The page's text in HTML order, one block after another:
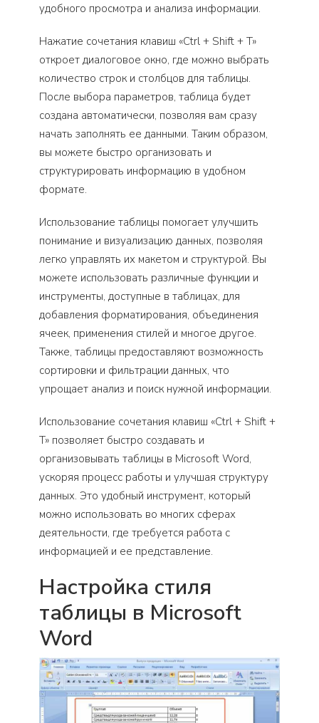
удобного просмотра и анализа информации.
Нажатие сочетания клавиш «Ctrl + Shift + T»
откроет диалоговое окно, где можно выбрать
количество строк и столбцов для таблицы.
После выбора параметров, таблица будет
создана автоматически, позволяя вам сразу
начать заполнять ее данными. Таким образом,
вы можете быстро организовать и
структурировать информацию в удобном
формате.
Использование таблицы помогает улучшить
понимание и визуализацию данных, позволяя
легко управлять их макетом и структурой. Вы
можете использовать различные функции и
инструменты, доступные в таблицах, для
добавления форматирования, объединения
ячеек, применения стилей и многое другое.
Также, таблицы предоставляют возможность
сортировки и фильтрации данных, что
упрощает анализ и поиск нужной информации.
Использование сочетания клавиш «Ctrl + Shift +
T» позволяет быстро создавать и
организовывать таблицы в Microsoft Word,
ускоряя процесс работы и улучшая структуру
данных. Это удобный инструмент, который
можно использовать во многих сферах
деятельности, где требуется работа с
информацией и ее представление.
Настройка стиля
таблицы в Microsoft
Word